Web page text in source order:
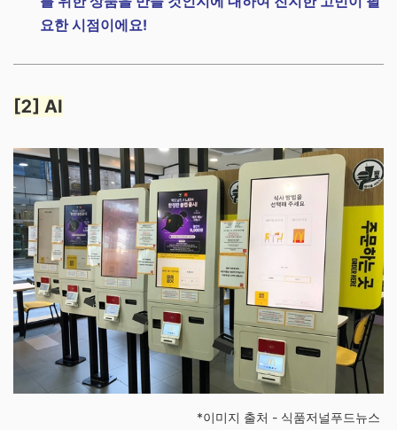
요한 시점이에요!
[2] AI
*이미지 출처 - 식품저널푸드뉴스